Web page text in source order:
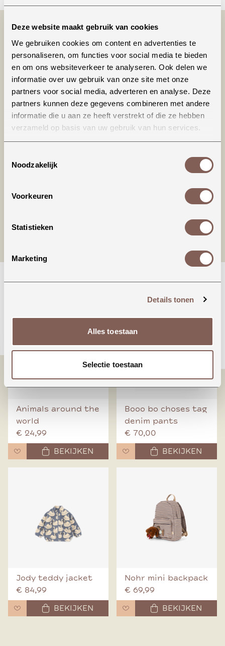
Deze website maakt gebruik van cookies
We gebruiken cookies om content en advertenties te
personaliseren, om functies voor social media te bieden
en om ons websiteverkeer te analyseren. Ook delen we
informatie over uw gebruik van onze site met onze
partners voor social media, adverteren en analyse. Deze
partners kunnen deze gegevens combineren met andere
informatie die u aan ze heeft verstrekt of die ze hebben
verzameld op basis van uw gebruik van hun services.
Noodzakelijk
Voorkeuren
Statistieken
Marketing
Details tonen
Alles toestaan
Selectie toestaan
Productinformatie
LET OP: dit T-shirt valt iets ruimer (richting
Bij twijfel tussen 2 maten, raden we de kleinste
maat aan. De hals sluit wat hoger en het shirt
wordt geleverd met omgerolde mouwtjes, maar
deze kunnen ook weer 'terug' gerold worden
Animals around the
world
€ 24,99
BEKIJKEN
Booo bo choses tag
denim pants
€ 70,00
BEKIJKEN
Jody teddy jacket
€ 84,99
BEKIJKEN
Nohr mini backpack
€ 69,99
BEKIJKEN